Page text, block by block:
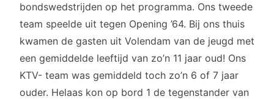
bondswedstrijden op het programma. Ons tweede
team speelde uit tegen Opening ’64. Bij ons thuis
kwamen de gasten uit Volendam van de jeugd met
een gemiddelde leeftijd van zo’n 11 jaar oud! Ons
KTV- team was gemiddeld toch zo’n 6 of 7 jaar
ouder. Helaas kon op bord 1 de tegenstander van